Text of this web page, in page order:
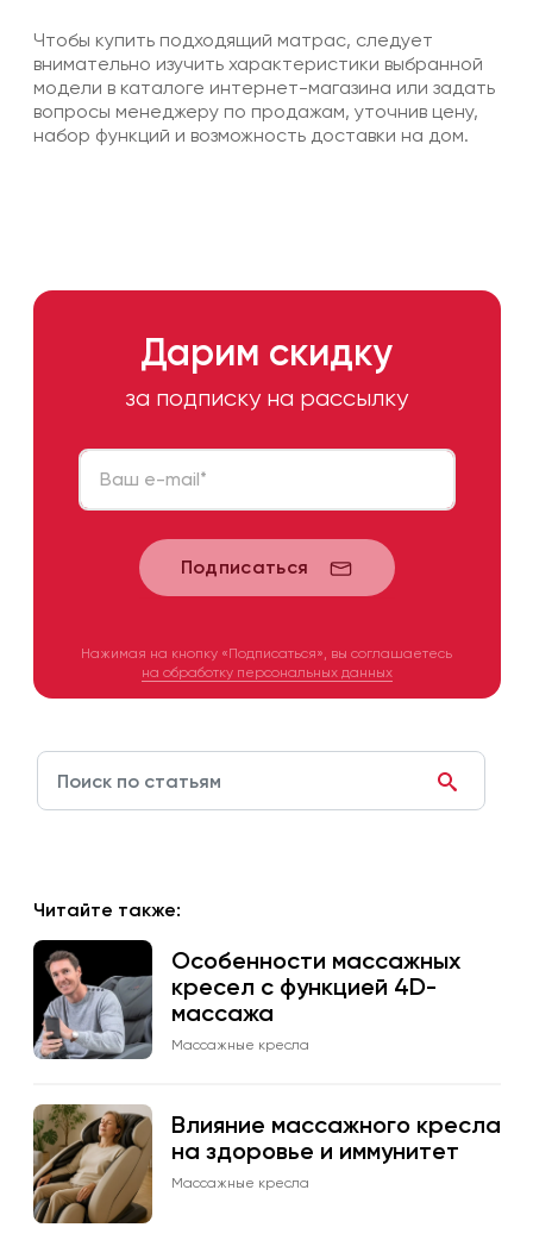
Чтобы купить подходящий матрас, следует
внимательно изучить характеристики выбранной
модели в каталоге интернет-магазина или задать
вопросы менеджеру по продажам, уточнив цену,
набор функций и возможность доставки на дом.
Дарим скидку
за подписку на рассылку
Ваш e-mail*
Подписаться
Нажимая на кнопку «Подписаться», вы соглашаетесь
на обработку персональных данных
Читайте также:
Особенности массажных
кресел с функцией 4D-
массажа
Массажные кресла
Влияние массажного кресла
на здоровье и иммунитет
Массажные кресла